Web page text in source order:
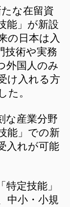
な在留資
能」が新設
の日本は入
技術や実務
外国人のみ
け入れる方
た。
な産業分野
能」での新
入れが可能
定技能」
中小・小規